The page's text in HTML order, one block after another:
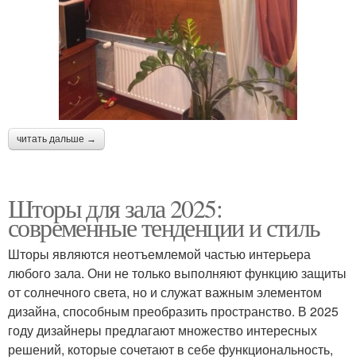
читать дальше →
Шторы для зала 2025:
современные тенденции и стиль
Шторы являются неотъемлемой частью интерьера
любого зала. Они не только выполняют функцию защиты
от солнечного света, но и служат важным элементом
дизайна, способным преобразить пространство. В 2025
году дизайнеры предлагают множество интересных
решений, которые сочетают в себе функциональность,